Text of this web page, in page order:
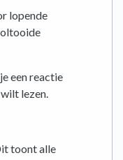
lopende
een reactie
lezen.
toont alle